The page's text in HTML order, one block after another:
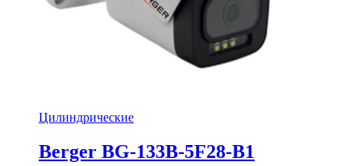
Цилиндрические
Berger BG-133B-5F28-B1